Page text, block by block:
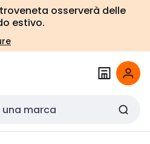
osserverà delle
estivo.